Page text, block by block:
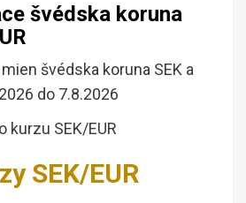
švédska koruna
švédska koruna SEK a
do 7.8.2026
SEK/EUR